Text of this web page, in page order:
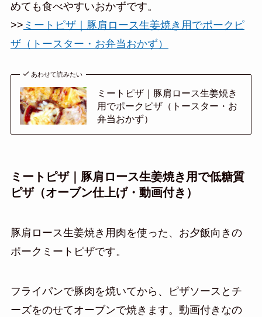
めても食べやすいおかずです。
>> ミートピザ｜豚肩ロース生姜焼き用でポークピ
ザ（トースター・お弁当おかず）
あわせて読みたい
ミートピザ｜豚肩ロース生姜焼き
用でポークピザ（トースター・お
弁当おかず）
ミートピザ｜豚肩ロース生姜焼き用で低糖質
ピザ（オーブン仕上げ・動画付き）
豚肩ロース生姜焼き用肉を使った、お夕飯向きの
ポークミートピザです。
フライパンで豚肉を焼いてから、ピザソースとチ
ーズをのせてオーブンで焼きます。動画付きなの